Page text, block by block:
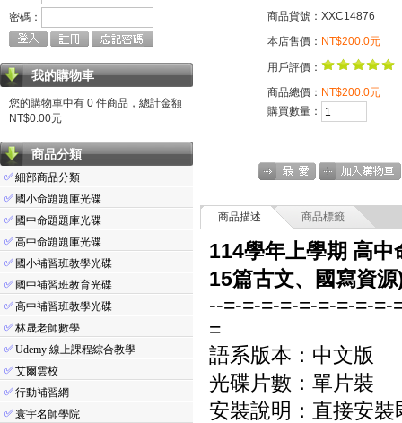
密碼：
我的購物車
您的購物車中有 0 件商品，總計金額
NT$0.00元
商品分類
✅細部商品分類
✅ 國小命題題庫光碟
✅ 國中命題題庫光碟
✅高中命題題庫光碟
✅ 國小補習班教學光碟
✅ 國中補習班教育光碟
✅高中補習班教學光碟
✅林晟老師數學
✅Udemy 線上課程綜合教學
✅艾爾雲校
✅行動補習網
✅寰宇名師學院
商品貨號：XXC14876
本店售價： NT$200.0元
用戶評價：
商品總價： NT$200.0元
購買數量：
商品描述 商品標籤
114學年上學期 高
15篇古文、國寫資
--=-=-=-=-=-=-=-=-=-
=
語系版本：中文版
光碟片數：單片裝
安裝說明：直接安裝